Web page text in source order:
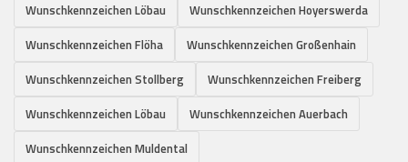
Wunschkennzeichen Löbau
Wunschkennzeichen Hoyerswerda
Wunschkennzeichen Flöha
Wunschkennzeichen Großenhain
Wunschkennzeichen Stollberg
Wunschkennzeichen Freiberg
Wunschkennzeichen Löbau
Wunschkennzeichen Auerbach
Wunschkennzeichen Muldental